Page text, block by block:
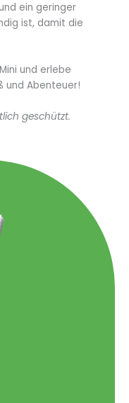
ein geringer
ist, damit die
und erlebe
und Abenteuer!
geschützt.